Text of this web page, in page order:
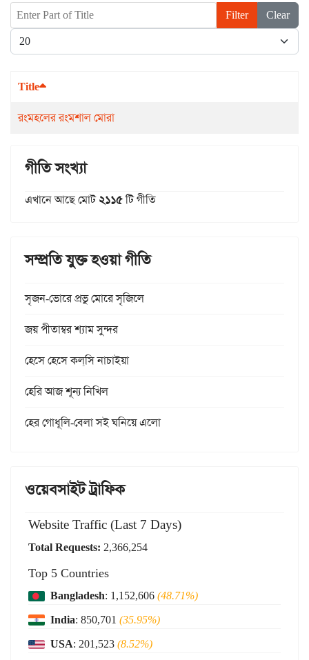
Enter Part of Title Filter
Clear
Display #
Title
রংমহলের রংমশাল মোরা
গীতি সংখ্যা
এখানে আছে মোট২১১৫টি গীতি
সম্প্রতি যুক্ত হওয়া গীতি
সৃজন-ভোরে প্রভু মোরে সৃজিলে
জয় পীতাম্বর শ্যাম সুন্দর
হেসে হেসে কল্‌সি নাচাইয়া
হেরি আজ শূন্য নিখিল
হের গোধূলি-বেলা সই ঘনিয়ে এলো
ওয়েবসাইট ট্রাফিক
Website Traffic (Last 7 Days)
Total Requests: 2,366,254
Top 5 Countries
Bangladesh: 1,152,606(48.71%)
India: 850,701 (35.95%)
USA: 201,523(8.52%)